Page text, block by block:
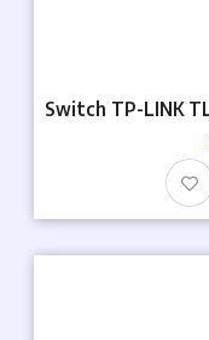
Switch TP-LINK